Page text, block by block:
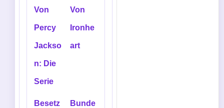
Von
Percy
Jackso
n: Die
Serie
Von
Ironhe
art
Besetz Bunde